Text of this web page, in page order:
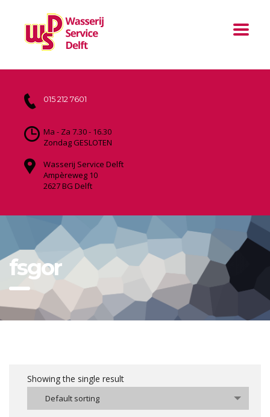
015 212 7601
Ma - Za 7.30 - 16.30
Zondag GESLOTEN
Wasserij Service Delft
Ampèreweg 10
2627 BG Delft
fsgor
Showing the single result
Default sorting